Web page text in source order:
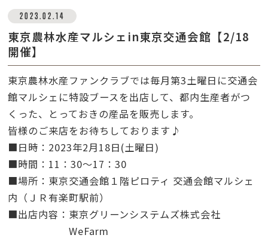
2023.02.14
東京農林水産マルシェin東京交通会館【2/18
開催】
東京農林水産ファンクラブでは毎月第3土曜日に交通会
館マルシェに特設ブースを出店して、都内生産者がつ
くった、とっておきの産品を販売します。
皆様のご来店をお待ちしております♪
■日時： 2023年2月18日(土曜日)
■時間： 11 ：30～17 ：30
■場所：東京交通会館１階ピロティ 交通会館マルシェ
内（ＪＲ有楽町駅前）
■出店内容：東京グリーンシステムズ株式会社
WeFarm